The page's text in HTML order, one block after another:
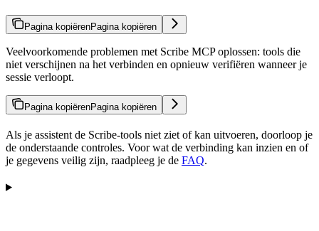
Pagina kopiërenPagina kopiëren
Veelvoorkomende problemen met Scribe MCP oplossen: tools die
niet verschijnen na het verbinden en opnieuw verifiëren wanneer je
sessie verloopt.
Pagina kopiërenPagina kopiëren
Als je assistent de Scribe-tools niet ziet of kan uitvoeren, doorloop je
de onderstaande controles. Voor wat de verbinding kan inzien en of
je gegevens veilig zijn, raadpleeg je de FAQ.